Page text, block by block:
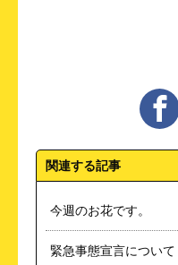
関連する記事
今週のお花です。
緊急事態宣言について